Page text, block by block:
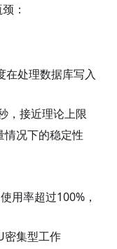
：
在处理数据库写入
，接近理论上限
情况下的稳定性
用率超过100%，
密集型工作